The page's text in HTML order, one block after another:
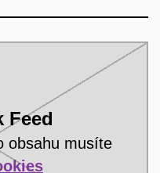
Feed
obsahu musíte